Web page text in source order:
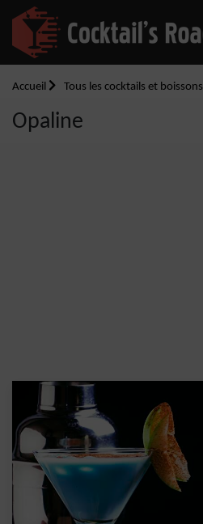
Accueil Tous les cocktails et boissons
Opaline